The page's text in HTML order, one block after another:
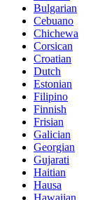
Bulgarian
Cebuano
Chichewa
Corsican
Croatian
Dutch
Estonian
Filipino
Finnish
Frisian
Galician
Georgian
Gujarati
Haitian
Hausa
Hawaiian